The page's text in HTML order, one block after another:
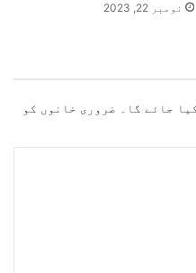
نومبر 22, 2023
جائے گا۔ ضروری خانوں کو